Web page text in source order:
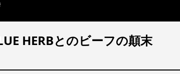
HERBとのビーフの顛末